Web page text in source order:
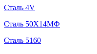
Сталь 4V
Сталь 50Х14МФ
Сталь 5160